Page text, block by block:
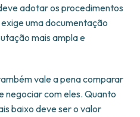
adotar os procedimentos
uma documentação
mais ampla e
vale a pena comparar
negociar com eles. Quanto
baixo deve ser o valor